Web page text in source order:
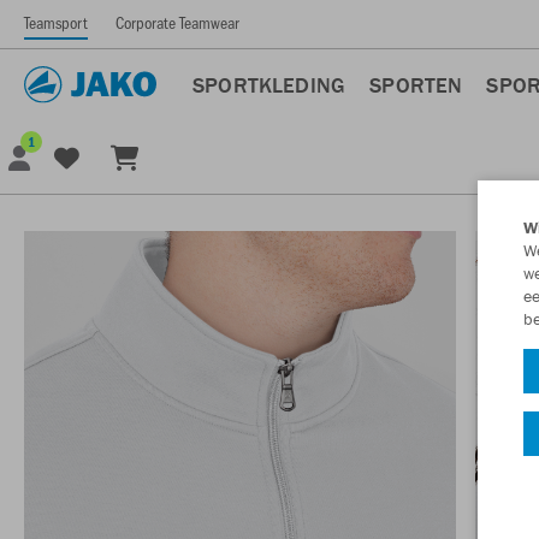
Teamsport Corporate Teamwear
SPORTKLEDING SPORTEN
1